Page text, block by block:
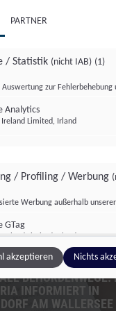
BEHÖRDENWEGE:
INFORMIERT IN
AM WALLERSEE
Magazin
PARTNER
/ Statistik (nicht IAB) (1)
Auswertung zur
Analytics
Ireland Limited, Irland
/ Profiling / Werbung
Werbung außerhalb
GTag
Ireland Limited, Irland
Inhalte(nicht IAB)
(2)
akzeptieren Nichts